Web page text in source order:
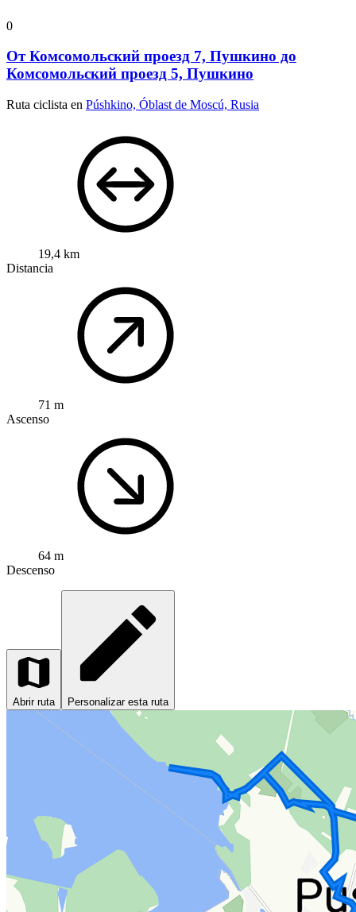
0
От Комсомольский проезд 7, Пушкино до
Комсомольский проезд 5, Пушкино
Ruta ciclista en Púshkino, Óblast de Moscú, Rusia
19,4 km
Distancia
71 m
Ascenso
64 m
Descenso
Abrir ruta Personalizar esta ruta